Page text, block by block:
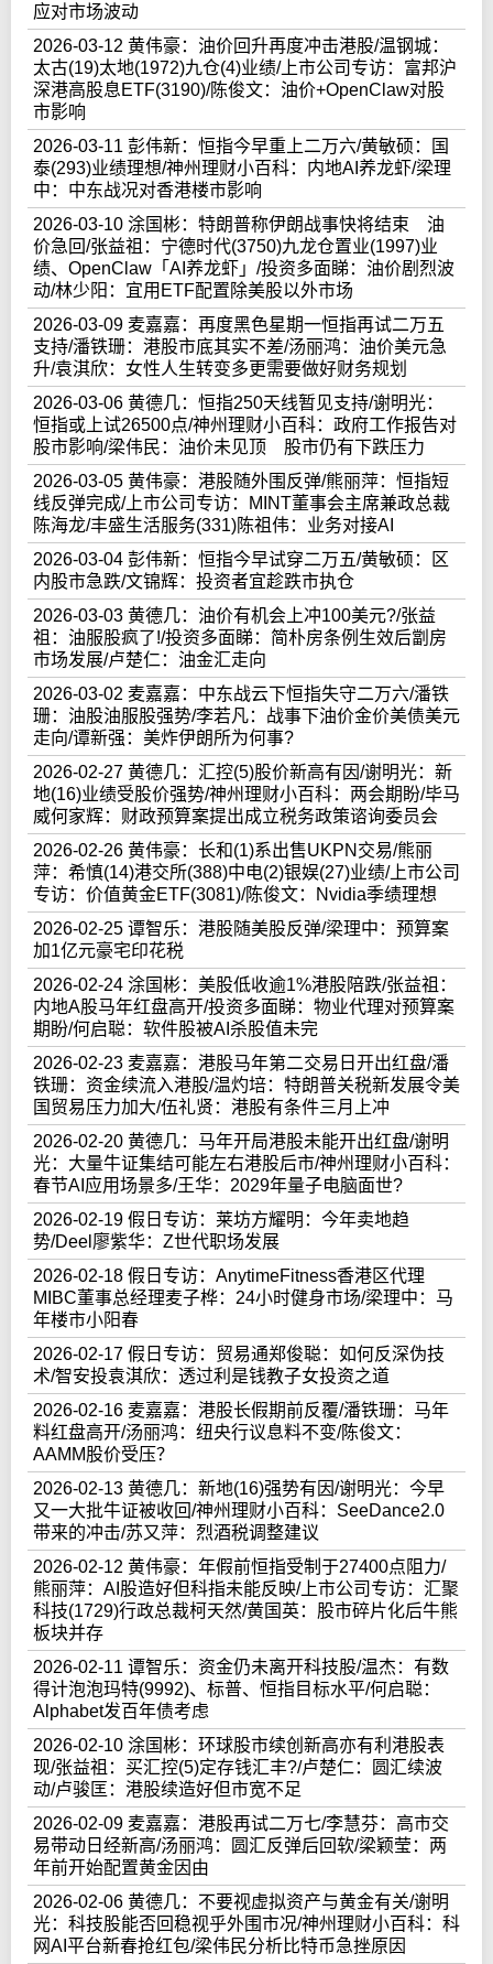
应对市场波动
2026-03-12 黄伟豪：油价回升再度冲击港股/温钢城：
太古(19)太地(1972)九仓(4)业绩/上市公司专访：富邦沪
深港高股息ETF(3190)/陈俊文：油价+OpenClaw对股
市影响
2026-03-11 彭伟新：恒指今早重上二万六/黄敏硕：国
泰(293)业绩理想/神州理财小百科：内地AI养龙虾/梁理
中：中东战况对香港楼市影响
2026-03-10 涂国彬：特朗普称伊朗战事快将结束 油
价急回/张益祖：宁德时代(3750)九龙仓置业(1997)业
绩、OpenClaw「AI养龙虾」/投资多面睇：油价剧烈波
动/林少阳：宜用ETF配置除美股以外市场
2026-03-09 麦嘉嘉：再度黑色星期一恒指再试二万五
支持/潘铁珊：港股市底其实不差/汤丽鸿：油价美元急
升/袁淇欣：女性人生转变多更需要做好财务规划
2026-03-06 黄德几：恒指250天线暂见支持/谢明光：
恒指或上试26500点/神州理财小百科：政府工作报告对
股市影响/梁伟民：油价未见顶 股市仍有下跌压力
2026-03-05 黄伟豪：港股随外围反弹/熊丽萍：恒指短
线反弹完成/上市公司专访：MINT董事会主席兼政总裁
陈海龙/丰盛生活服务(331)陈祖伟：业务对接AI
2026-03-04 彭伟新：恒指今早试穿二万五/黄敏硕：区
内股市急跌/文锦辉：投资者宜趁跌市执仓
2026-03-03 黄德几：油价有机会上冲100美元?/张益
祖：油服股疯了!/投资多面睇：简朴房条例生效后劏房
市场发展/卢楚仁：油金汇走向
2026-03-02 麦嘉嘉：中东战云下恒指失守二万六/潘铁
珊：油股油服股强势/李若凡：战事下油价金价美债美元
走向/谭新强：美炸伊朗所为何事?
2026-02-27 黄德几：汇控(5)股价新高有因/谢明光：新
地(16)业绩受股价强势/神州理财小百科：两会期盼/毕马
威何家辉：财政预算案提出成立税务政策谘询委员会
2026-02-26 黄伟豪：长和(1)系出售UKPN交易/熊丽
萍：希慎(14)港交所(388)中电(2)银娱(27)业绩/上市公司
专访：价值黄金ETF(3081)/陈俊文：Nvidia季绩理想
2026-02-25 谭智乐：港股随美股反弹/梁理中：预算案
加1亿元豪宅印花税
2026-02-24 涂国彬：美股低收逾1%港股陪跌/张益祖：
内地A股马年红盘高开/投资多面睇：物业代理对预算案
期盼/何启聪：软件股被AI杀股值未完
2026-02-23 麦嘉嘉：港股马年第二交易日开出红盘/潘
铁珊：资金续流入港股/温灼培：特朗普关税新发展令美
国贸易压力加大/伍礼贤：港股有条件三月上冲
2026-02-20 黄德几：马年开局港股未能开出红盘/谢明
光：大量牛证集结可能左右港股后市/神州理财小百科：
春节AI应用场景多/王华：2029年量子电脑面世?
2026-02-19 假日专访：莱坊方耀明：今年卖地趋
势/Deel廖紫华：Z世代职场发展
2026-02-18 假日专访：AnytimeFitness香港区代理
MIBC董事总经理麦子桦：24小时健身市场/梁理中：马
年楼市小阳春
2026-02-17 假日专访：贸易通郑俊聪：如何反深伪技
术/智安投袁淇欣：透过利是钱教子女投资之道
2026-02-16 麦嘉嘉：港股长假期前反覆/潘铁珊：马年
料红盘高开/汤丽鸿：纽央行议息料不变/陈俊文：
AAMM股价受压？
2026-02-13 黄德几：新地(16)强势有因/谢明光：今早
又一大批牛证被收回/神州理财小百科：SeeDance2.0
带来的冲击/苏又萍：烈酒税调整建议
2026-02-12 黄伟豪：年假前恒指受制于27400点阻力/
熊丽萍：AI股造好但科指未能反映/上市公司专访：汇聚
科技(1729)行政总裁柯天然/黄国英：股市碎片化后牛熊
板块并存
2026-02-11 谭智乐：资金仍未离开科技股/温杰：有数
得计泡泡玛特(9992)、标普、恒指目标水平/何启聪：
Alphabet发百年债考虑
2026-02-10 涂国彬：环球股市续创新高亦有利港股表
现/张益祖：买汇控(5)定存钱汇丰?/卢楚仁：圆汇续波
动/卢骏匡：港股续造好但市宽不足
2026-02-09 麦嘉嘉：港股再试二万七/李慧芬：高市交
易带动日经新高/汤丽鸿：圆汇反弹后回软/梁颖莹：两
年前开始配置黄金因由
2026-02-06 黄德几：不要视虚拟资产与黄金有关/谢明
光：科技股能否回稳视乎外围市况/神州理财小百科：科
网AI平台新春抢红包/梁伟民分析比特币急挫原因